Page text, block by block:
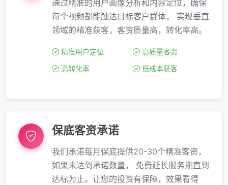
通过精准的用户画像分析和内容定位，确保
每个视频都能触达目标客户群体， 实现垂直
领域的精准获客，客资质量高，转化率高。
精准用户定位
高质量客资
高转化率
低成本获客
保底客资承诺
我们承诺每月保底提供20-30个精准客资，
如果未达到承诺数量， 免费延长服务期直到
达标为止。让您的投资有保障，效果看得